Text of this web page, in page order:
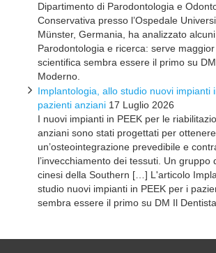
Dipartimento di Parodontologia e
Conservativa presso l’Ospedale
Münster, Germania, ha analizzato
Parodontologia e ricerca: serve
scientifica sembra essere il primo su
Moderno.
Implantologia, allo studio nuovi impianti
pazienti anziani 17 Luglio 2026
I nuovi impianti in PEEK per le
anziani sono stati progettati per ottenere
un’osteointegrazione prevedibile e
l’invecchiamento dei tessuti. Un gruppo
cinesi della Southern […] L'articolo
studio nuovi impianti in PEEK per i
sembra essere il primo su DM Il